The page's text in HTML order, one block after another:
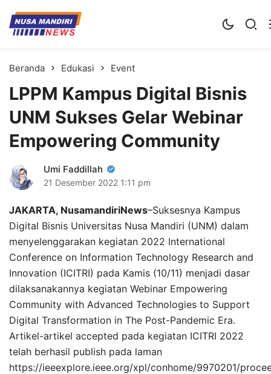
Kampus Digital Bisnis
Universitas Nusa Mandiri
Beranda Edukasi Event
LPPM Kampus Digital Bisnis
UNM Sukses Gelar Webinar
Empowering Community
Umi Faddillah
21 Desember 2022 1:11 pm
JAKARTA, NusamandiriNews–Suksesnya Kampus
Digital Bisnis Universitas Nusa Mandiri (UNM) dalam
menyelenggarakan kegiatan 2022 International
Conference on Information Technology Research and
Innovation (ICITRI) pada Kamis (10/11) menjadi dasar
dilaksanakannya kegiatan Webinar Empowering
Community with Advanced Technologies to Support
Digital Transformation in The Post-Pandemic Era.
Artikel-artikel accepted pada kegiatan ICITRI 2022
telah berhasil publish pada laman
https://ieeexplore.ieee.org/xpl/conhome/9970201/